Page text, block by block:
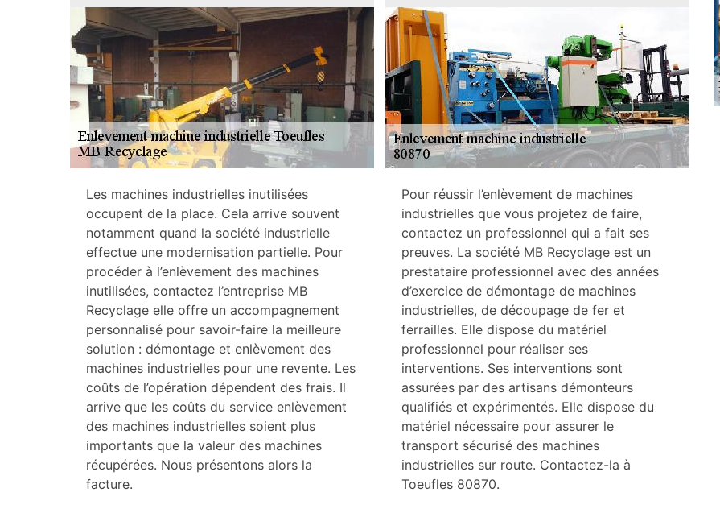
Les machines industrielles inutilisées
occupent de la place. Cela arrive souvent
notamment quand la société industrielle
effectue une modernisation partielle. Pour
procéder à l’enlèvement des machines
inutilisées, contactez l’entreprise MB
Recyclage elle offre un accompagnement
personnalisé pour savoir-faire la meilleure
solution : démontage et enlèvement des
machines industrielles pour une revente. Les
coûts de l’opération dépendent des frais. Il
arrive que les coûts du service enlèvement
des machines industrielles soient plus
importants que la valeur des machines
récupérées. Nous présentons alors la
facture.
Pour réussir l’enlèvement de machines
industrielles que vous projetez de faire,
contactez un professionnel qui a fait ses
preuves. La société MB Recyclage est un
prestataire professionnel avec des années
d’exercice de démontage de machines
industrielles, de découpage de fer et
ferrailles. Elle dispose du matériel
professionnel pour réaliser ses
interventions. Ses interventions sont
assurées par des artisans démonteurs
qualifiés et expérimentés. Elle dispose du
matériel nécessaire pour assurer le
transport sécurisé des machines
industrielles sur route. Contactez-la à
Toeufles 80870.